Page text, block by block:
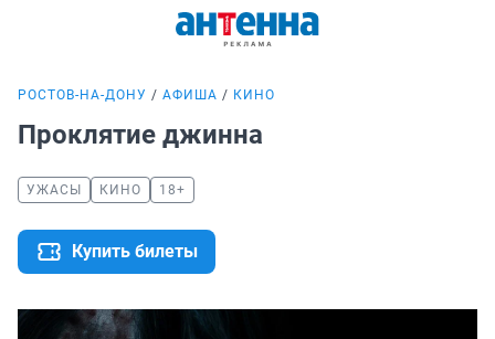
РОСТОВ-НА-ДОНУ АФИША КИНО
Проклятие джинна
УЖАСЫ КИНО 18+
Купить билеты